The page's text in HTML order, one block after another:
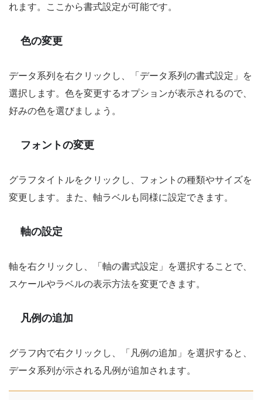
れます。ここから書式設定が可能です。
色の変更
データ系列を右クリックし、「データ系列の書式設定」を
選択します。色を変更するオプションが表示されるので、
好みの色を選びましょう。
フォントの変更
グラフタイトルをクリックし、フォントの種類やサイズを
変更します。また、軸ラベルも同様に設定できます。
軸の設定
軸を右クリックし、「軸の書式設定」を選択することで、
スケールやラベルの表示方法を変更できます。
凡例の追加
グラフ内で右クリックし、「凡例の追加」を選択すると、
データ系列が示される凡例が追加されます。